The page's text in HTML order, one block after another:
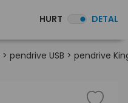
HURT DETAL
> pendrive USB > pendrive